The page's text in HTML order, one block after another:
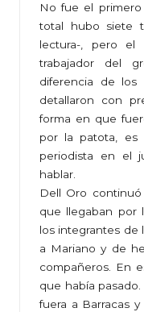
No fue el
total hubo siete
lectura-, pero el
trabajador del
diferencia de los
detallaron con
forma en que
por la patota, es
periodista en el
hablar.
Dell Oro
que llegaban por
los integrantes de
a Mariano y de
compañeros. En
que había
fuera a Barracas